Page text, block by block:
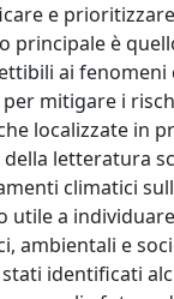
e
principale è
ai
mitigare i
localizzate in
letteratura
climatici
a
e
identificati